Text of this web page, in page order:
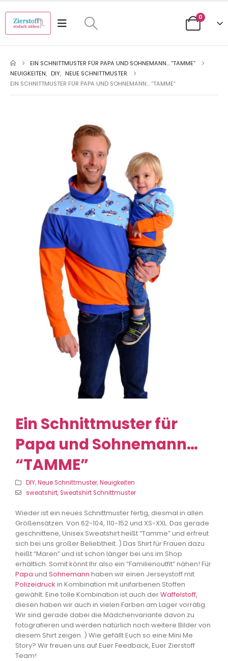
0
EIN SCHNITTMUSTER FÜR PAPA UND SOHNEMANN… “TAMME”
NEUIGKEITEN, DIY, NEUE SCHNITTMUSTER
EIN SCHNITTMUSTER FÜR PAPA UND SOHNEMANN… “TAMME”
Ein Schnittmuster für
Papa und Sohnemann…
“TAMME”
DIY,Neue Schnittmuster,Neuigkeiten
sweatshirt,Sweatshirt Schnittmuster
Wieder ist ein neues Schnittmuster fertig, diesmal in allen
Größensätzen. Von 62-104, 110-152 und XS-XXL. Das gerade
geschnittene, Unisex Sweatshirt heißt “Tamme” und erfreut
sich bei uns großer Beliebtheit..) Das Shirt für Frauen dazu
heißt “Maren” und ist schon länger bei uns im Shop
erhältlich. Somit könnt Ihr also ein “Familienoutfit” nähen! Für
Papa und Sohnemann haben wir einen Jerseystoff mit
Polizeidruck in Kombination mit unifarbenen Stoffen
gewählt. Eine tolle Kombination ist auch derWaffelstoff,
diesen haben wir auch in vielen Farben am Lager vorrätig.
Wir sind gerade dabei die Mädchenvariante davon zu
fotografieren und werden natürlich noch weitere Bilder von
diesem Shirt zeigen..) Wie gefällt Euch so eine Mini Me
Story? Wir freuen uns auf Euer Feedback, Euer Zierstoff
Team!